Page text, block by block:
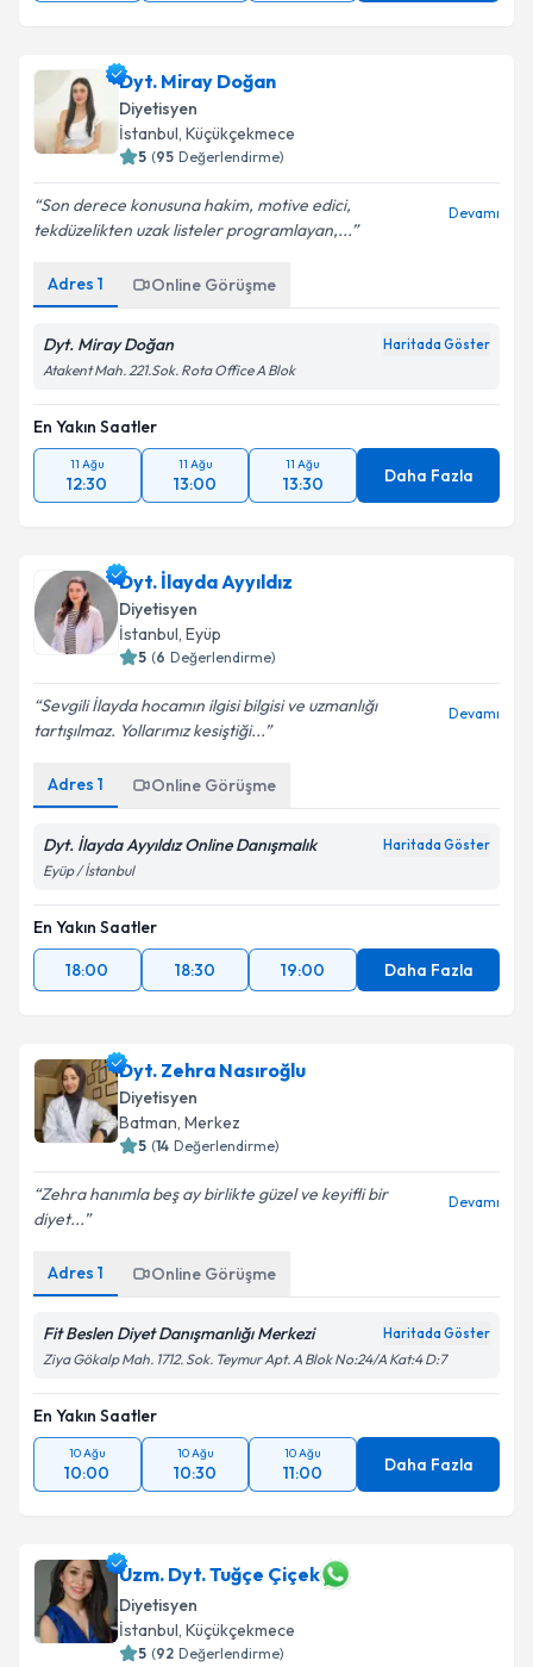
Dyt. Miray Doğan
Diyetisyen
İstanbul, Küçükçekmece
5 (95 Değerlendirme)
Son derece konusuna hakim, motive edici,
tekdüzelikten uzak listeler programlayan,...
Devamı
Adres 1 Online Görüşme
Dyt. Miray Doğan Haritada Göster
Atakent Mah. 221.Sok. Rota Office A Blok
En Yakın Saatler
11 Ağu
12:30
11 Ağu
13:00
11 Ağu
13:30 Daha Fazla
Dyt. İlayda Ayyıldız
Diyetisyen
İstanbul, Eyüp
5 (6 Değerlendirme)
Sevgili İlayda hocamın ilgisi bilgisi ve uzmanlığı
tartışılmaz. Yollarımız kesiştiği...
Devamı
Adres 1 Online Görüşme
Dyt. İlayda Ayyıldız Online Danışmalık Haritada Göster
Eyüp / İstanbul
En Yakın Saatler
18:00
18:30 19:00 Daha Fazla
Dyt. Zehra Nasıroğlu
Diyetisyen
Batman, Merkez
5 (14 Değerlendirme)
Zehra hanımla beş ay birlikte güzel ve keyifli bir
diyet...
Devamı
Adres 1 Online Görüşme
Fit Beslen Diyet Danışmanlığı Merkezi Haritada Göster
Ziya Gökalp Mah. 1712. Sok. Teymur Apt. A Blok No:24/A Kat:4 D:7
En Yakın Saatler
10 Ağu
10:00
10 Ağu
10:30
10 Ağu
11:00 Daha Fazla
Uzm. Dyt. Tuğçe Çiçek
Diyetisyen
İstanbul, Küçükçekmece
5 (92 Değerlendirme)